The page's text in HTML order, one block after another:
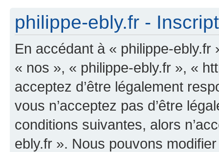
philippe-ebly.fr -
En accédant à « philippe-
« nos », « philippe-ebly.fr », «
acceptez d’être légalement
vous n’acceptez pas d’être
conditions suivantes, alors
ebly.fr ». Nous pouvons